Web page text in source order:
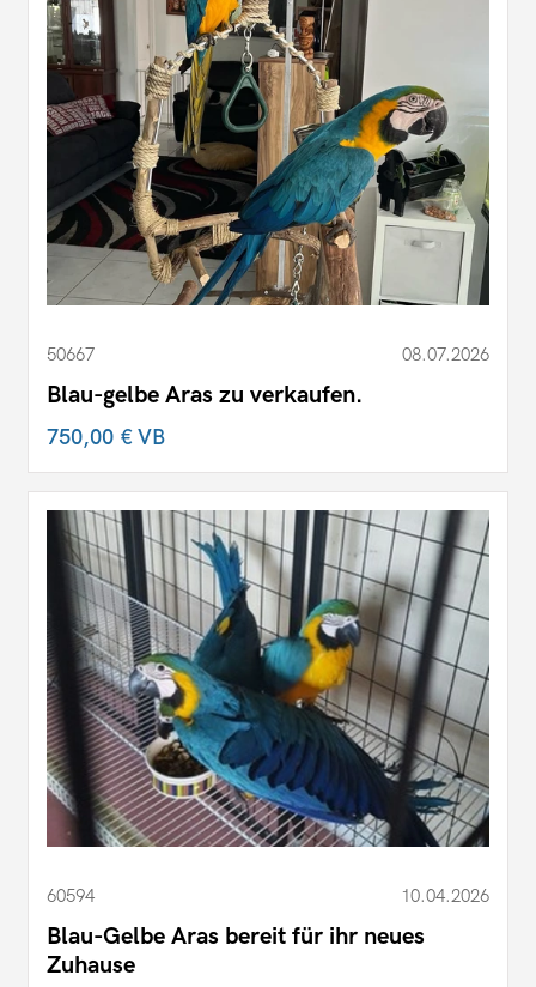
50667 08.07.2026
Blau-gelbe Aras zu verkaufen.
750,00 €VB
60594 10.04.2026
Blau-Gelbe Aras bereit für ihr neues
Zuhause